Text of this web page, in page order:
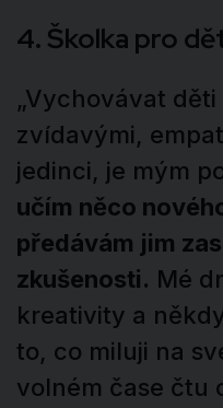
4. Školka pro
„Vychovávat
zvídavými,
jedinci, je mým
učím něco
předávám jim
zkušenosti. Mé
kreativity a
to, co miluji na
volném čase čtu